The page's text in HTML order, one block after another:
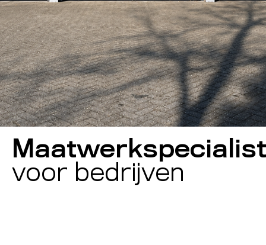
Maatwerkspecialist
voor bedrijven